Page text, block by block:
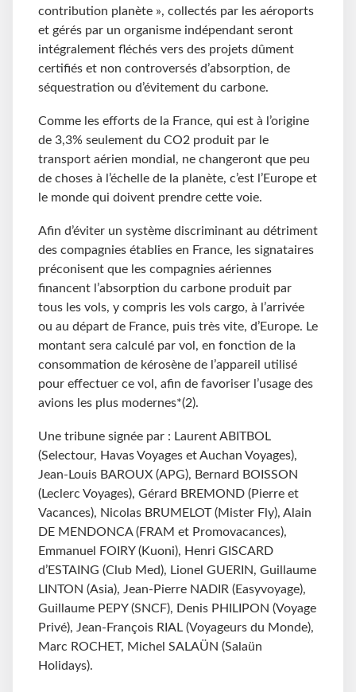
contribution planète », collectés par les aéroports
et gérés par un organisme indépendant seront
intégralement fléchés vers des projets dûment
certifiés et non controversés d’absorption, de
séquestration ou d’évitement du carbone.
Comme les efforts de la France, qui est à l’origine
de 3,3% seulement du CO2 produit par le
transport aérien mondial, ne changeront que peu
de choses à l’échelle de la planète, c’est l’Europe et
le monde qui doivent prendre cette voie.
Afin d’éviter un système discriminant au détriment
des compagnies établies en France, les signataires
préconisent que les compagnies aériennes
financent l’absorption du carbone produit par
tous les vols, y compris les vols cargo, à l’arrivée
ou au départ de France, puis très vite, d’Europe. Le
montant sera calculé par vol, en fonction de la
consommation de kérosène de l’appareil utilisé
pour effectuer ce vol, afin de favoriser l’usage des
avions les plus modernes*(2).
Une tribune signée par : Laurent ABITBOL
(Selectour, Havas Voyages et Auchan Voyages),
Jean-Louis BAROUX (APG), Bernard BOISSON
(Leclerc Voyages), Gérard BREMOND (Pierre et
Vacances), Nicolas BRUMELOT (Mister Fly), Alain
DE MENDONCA (FRAM et Promovacances),
Emmanuel FOIRY (Kuoni), Henri GISCARD
d’ESTAING (Club Med), Lionel GUERIN, Guillaume
LINTON (Asia), Jean-Pierre NADIR (Easyvoyage),
Guillaume PEPY (SNCF), Denis PHILIPON (Voyage
Privé), Jean-François RIAL (Voyageurs du Monde),
Marc ROCHET, Michel SALAÜN (Salaün
Holidays).